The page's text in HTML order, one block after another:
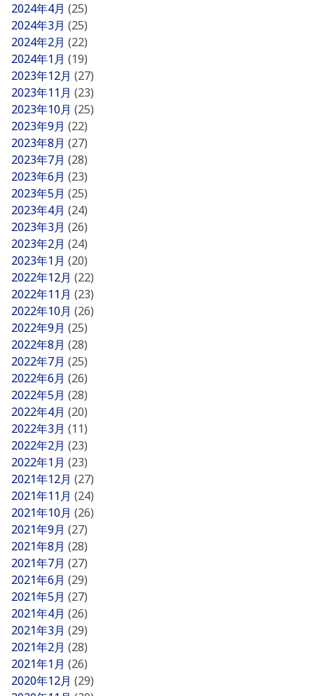
2024年4月 (25)
2024年3月 (25)
2024年2月 (22)
2024年1月 (19)
2023年12月 (27)
2023年11月 (23)
2023年10月 (25)
2023年9月 (22)
2023年8月 (27)
2023年7月 (28)
2023年6月 (23)
2023年5月 (25)
2023年4月 (24)
2023年3月 (26)
2023年2月 (24)
2023年1月 (20)
2022年12月 (22)
2022年11月 (23)
2022年10月 (26)
2022年9月 (25)
2022年8月 (28)
2022年7月 (25)
2022年6月 (26)
2022年5月 (28)
2022年4月 (20)
2022年3月 (11)
2022年2月 (23)
2022年1月 (23)
2021年12月 (27)
2021年11月 (24)
2021年10月 (26)
2021年9月 (27)
2021年8月 (28)
2021年7月 (27)
2021年6月 (29)
2021年5月 (27)
2021年4月 (26)
2021年3月 (29)
2021年2月 (28)
2021年1月 (26)
2020年12月 (29)